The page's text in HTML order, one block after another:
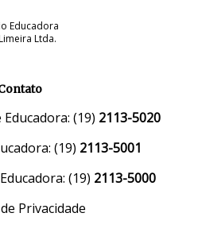
Educadora
Ltda.
(19) 2113-5020
(19) 2113-5001
(19) 2113-5000
Privacidade